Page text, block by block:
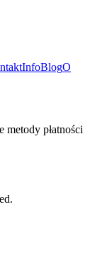
InfoBlogO
metody płatności